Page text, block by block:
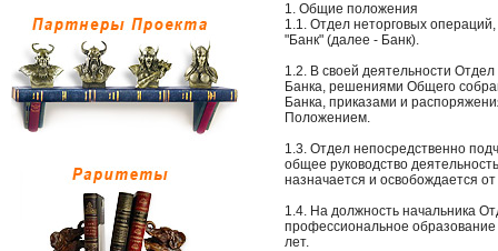
1. Общие положения
1.1. Отдел неторговых
"Банк" (далее - Банк).
1.2. В своей деятельности
Банка, решениями Общего
Банка, приказами и
Положением.
1.3. Отдел непосредственно
общее руководство
назначается и освобождается
1.4. На должность начальника
профессиональное
лет.